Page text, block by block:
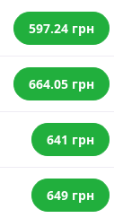
597.24 грн
664.05 грн
641 грн
649 грн